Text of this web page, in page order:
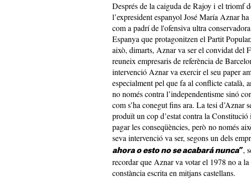
Després de la caiguda de Rajoy i el triomf
l’expresident espanyol José María Aznar
com a padrí de l'ofensiva ultra
Espanya que protagonitzen el Partit
això, dimarts, Aznar va ser el convidat del
reuneix empresaris de referència de
intervenció Aznar va exercir el seu paper
especialment pel que fa al conflicte català,
no només contra l’independentisme sinó
com s’ha conegut fins ara. La tesi d’Aznar
produït un cop d’estat contra la Constitució
pagar les conseqüències, però no només
seva intervenció va ser, segons un dels
ahora o esto no se acabará nunca”,
recordar que Aznar va votar el 1978 no a
constància escrita en mitjans castellans.